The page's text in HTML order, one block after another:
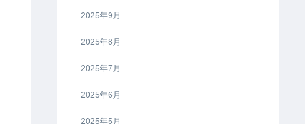
2025年9月
2025年8月
2025年7月
2025年6月
2025年5月